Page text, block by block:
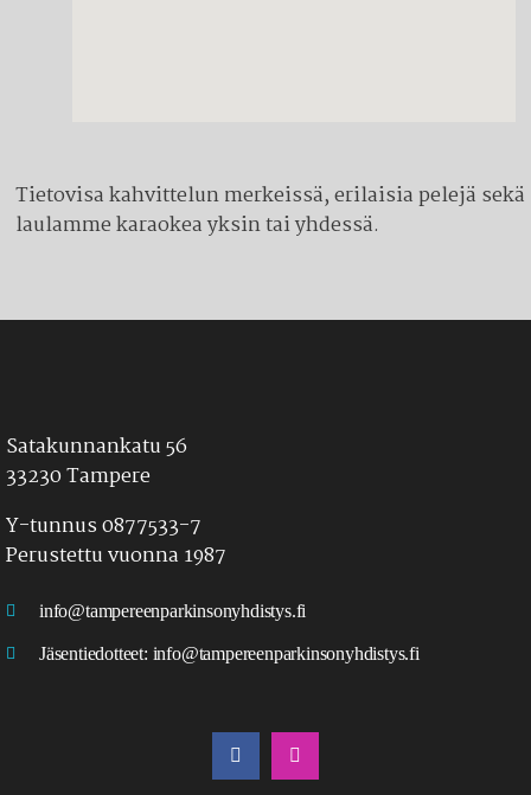
Tietovisa kahvittelun merkeissä, erilaisia pelejä sekä
laulamme karaokea yksin tai yhdessä.
Satakunnankatu 56
33230 Tampere
Y-tunnus 0877533-7
Perustettu vuonna 1987
info@tampereenparkinsonyhdistys.fi
Jäsentiedotteet: info@tampereenparkinsonyhdistys.fi